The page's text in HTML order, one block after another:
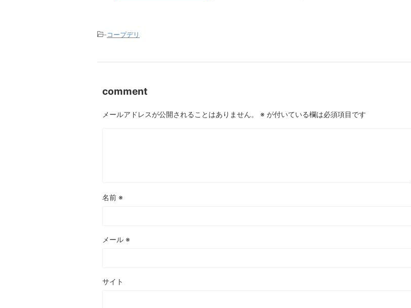
-コープデリ
comment
メールアドレスが公開されることはありません。 ※ が付いている欄は必須項目です
名前 ※
メール ※
サイト